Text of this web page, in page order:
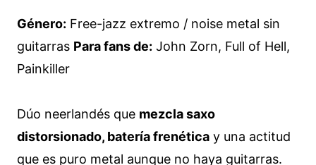
Género: Free-jazz extremo / noise metal sin
guitarras Para fans de: John Zorn, Full of Hell,
Painkiller
Dúo neerlandés que mezcla saxo
distorsionado, batería frenética y una actitud
que es puro metal aunque no haya guitarras.